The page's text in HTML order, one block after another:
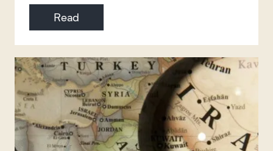
Read